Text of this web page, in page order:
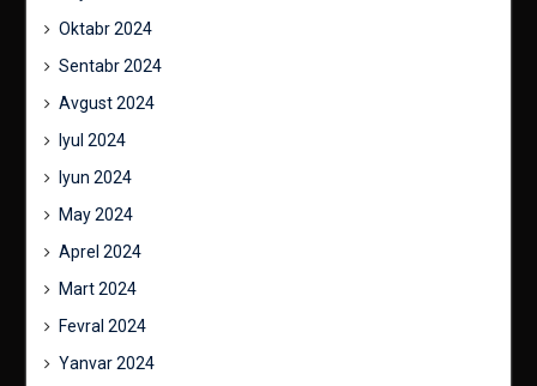
Oktabr 2024
Sentabr 2024
Avgust 2024
Iyul 2024
Iyun 2024
May 2024
Aprel 2024
Mart 2024
Fevral 2024
Yanvar 2024